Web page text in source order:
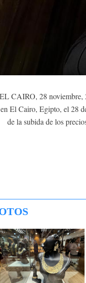
EL CAIRO, 28 noviembre,
en El Cairo, Egipto, el 28
de la subida de los